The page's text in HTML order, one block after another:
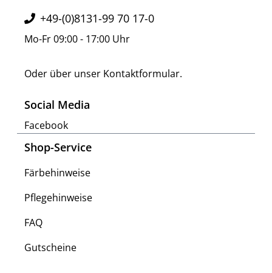
+49-(0)8131-99 70 17-0
Mo-Fr 09:00 - 17:00 Uhr
Oder über unser Kontaktformular.
Social Media
Facebook
Shop-Service
Färbehinweise
Pflegehinweise
FAQ
Gutscheine